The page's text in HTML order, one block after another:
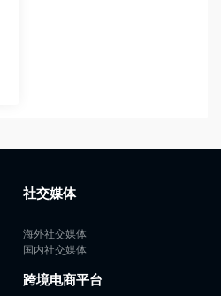
社交媒体
海外社交媒体
国内社交媒体
跨境电商平台